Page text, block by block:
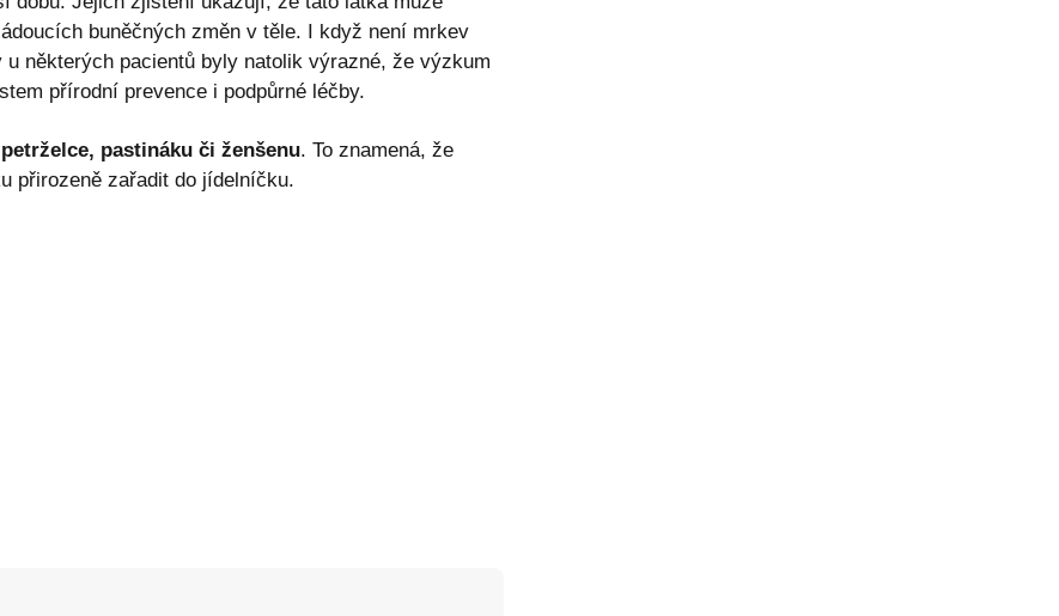
buněčných změn v těle. I když není mrkev
některých pacientů byly natolik výrazné, že výzkum
přírodní prevence i podpůrné léčby.
petrželce, pastináku či ženšenu. To znamená, že
přirozeně zařadit do jídelníčku.